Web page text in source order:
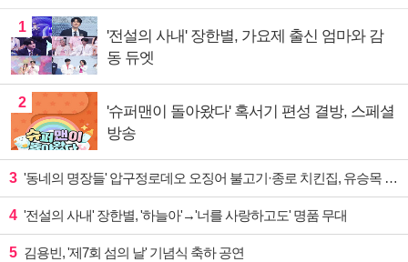
1
'전설의 사내' 장한별, 가요제 출신 엄마와 감
동 듀엣
2
'슈퍼맨이 돌아왔다' 혹서기 편성 결방, 스페셜
방송
3 '동네의 명장들' 압구정로데오 오징어 불고기·종로 치킨집, 유승목 입맛 저격
4 '전설의 사내' 장한별, '하늘아'→'너를 사랑하고도' 명품 무대
5 김용빈, '제7회 섬의 날' 기념식 축하 공연